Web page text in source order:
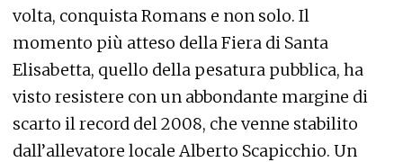
volta, conquista Romans e non solo. Il
momento più atteso della Fiera di Santa
Elisabetta, quello della pesatura pubblica, ha
visto resistere con un abbondante margine di
scarto il record del 2008, che venne stabilito
dall’allevatore locale Alberto Scapicchio. Un